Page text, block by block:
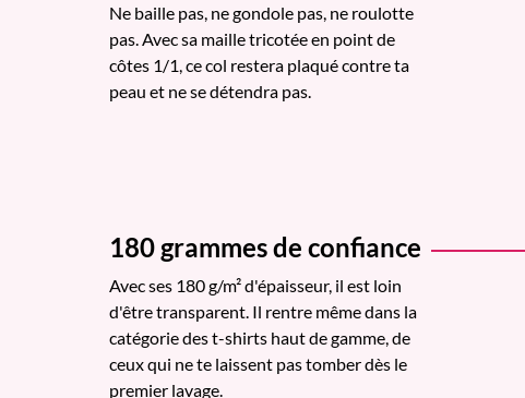
Ne baille pas, ne gondole pas, ne roulotte
pas. Avec sa maille tricotée en point de
côtes 1/1, ce col restera plaqué contre ta
peau et ne se détendra pas.
180 grammes de confiance
Avec ses 180 g/m² d'épaisseur, il est loin
d'être transparent. Il rentre même dans la
catégorie des t-shirts haut de gamme, de
ceux qui ne te laissent pas tomber dès le
premier lavage.